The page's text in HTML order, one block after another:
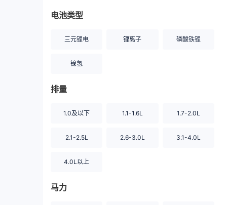
电池类型
三元锂电 锂离子 磷酸铁锂
镍氢
排量
1.0及以下 1.1-1.6L 1.7-2.0L
2.1-2.5L 2.6-3.0L 3.1-4.0L
4.0L以上
马力